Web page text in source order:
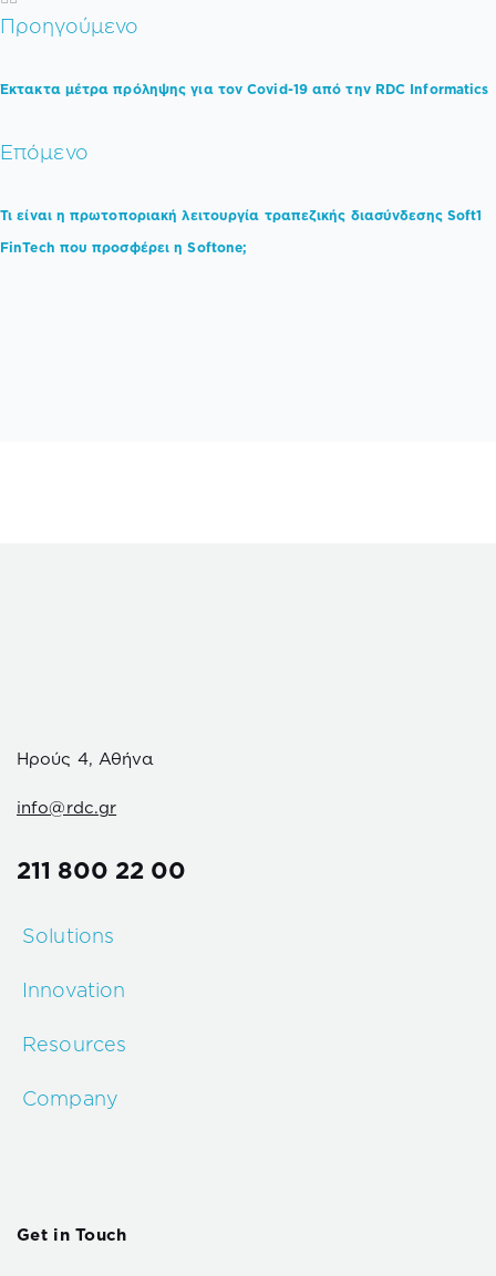
Προηγούμενο
Έκτακτα μέτρα πρόληψης για τον Covid-19 από την RDC Informatics
Επόμενο
Τι είναι η πρωτοποριακή λειτουργία τραπεζικής διασύνδεσης Soft1
FinTech που προσφέρει η Softone;
Ηρούς 4, Αθήνα
info@rdc.gr
211 800 22 00
Solutions
Innovation
Resources
Company
Get in Touch